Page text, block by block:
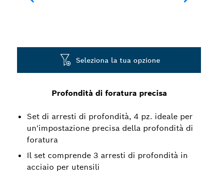
Profondità di foratura precisa
Set di arresti di profondità, 4 pz. ideale per
un'impostazione precisa della profondità di
foratura
Il set comprende 3 arresti di profondità in
acciaio per utensili
Seleziona la tua opzione